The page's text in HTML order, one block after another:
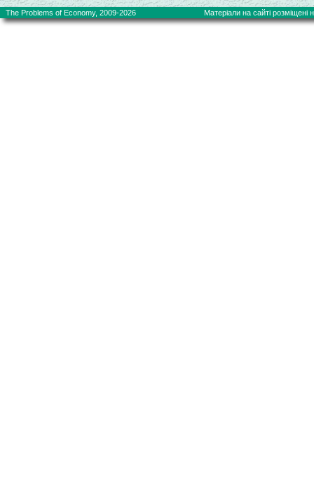
The Problems of Economy, 2009-2026 Матеріали на сайті